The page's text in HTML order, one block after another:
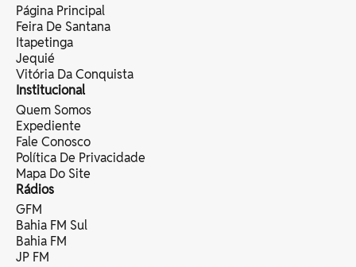
Página Principal
Feira De Santana
Itapetinga
Jequié
Vitória Da Conquista
Institucional
Quem Somos
Expediente
Fale Conosco
Política De Privacidade
Mapa Do Site
Rádios
GFM
Bahia FM Sul
Bahia FM
JP FM